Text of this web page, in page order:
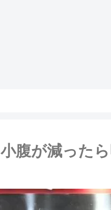
腹が減った